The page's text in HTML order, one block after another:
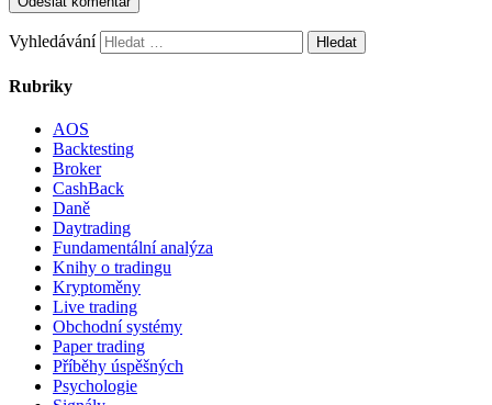
Vyhledávání
Rubriky
AOS
Backtesting
Broker
CashBack
Daně
Daytrading
Fundamentální analýza
Knihy o tradingu
Kryptoměny
Live trading
Obchodní systémy
Paper trading
Příběhy úspěšných
Psychologie